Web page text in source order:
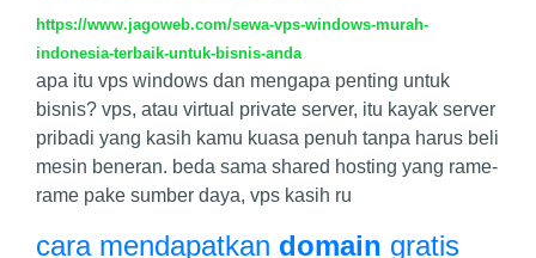
https://www.jagoweb.com/sewa-vps-windows-murah-
indonesia-terbaik-untuk-bisnis-anda
apa itu vps windows dan mengapa penting untuk
bisnis? vps, atau virtual private server, itu kayak server
pribadi yang kasih kamu kuasa penuh tanpa harus beli
mesin beneran. beda sama shared hosting yang rame-
rame pake sumber daya, vps kasih ru
cara mendapatkan domain gratis